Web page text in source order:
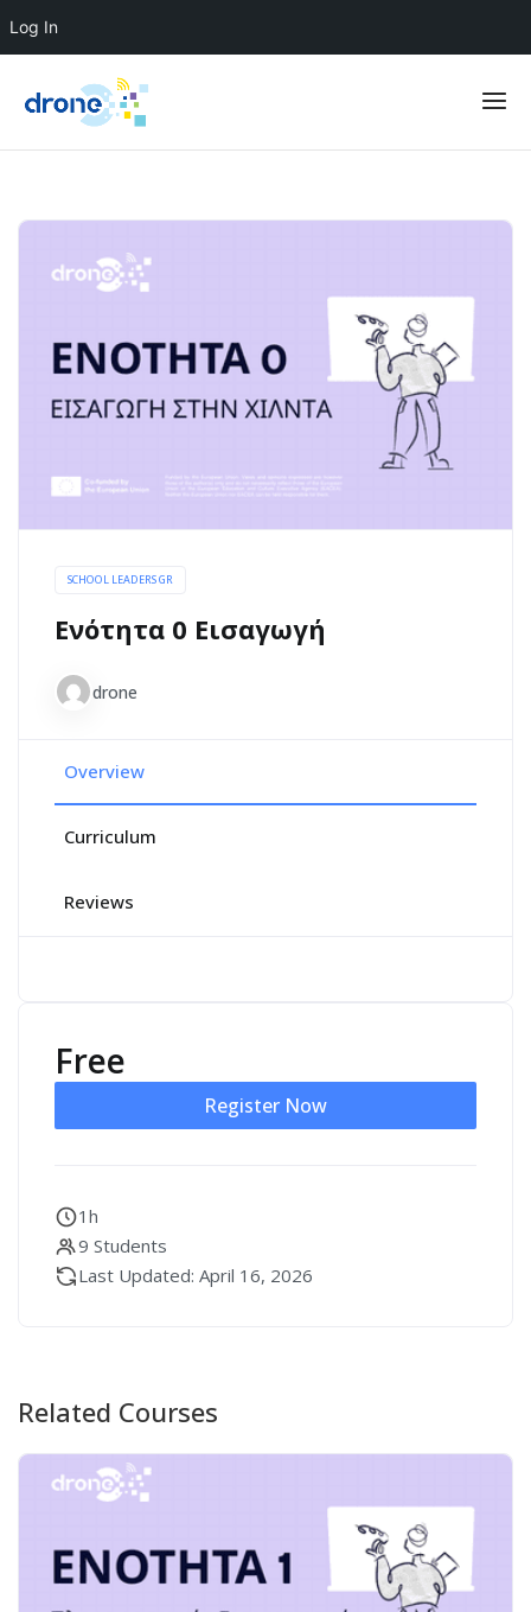
SCHOOL LEADERS GR
Ενότητα 0 Εισαγωγή
drone
Overview
Curriculum
Reviews
Free
Register Now
1h
9 Students
Last Updated: April 16, 2026
Related Courses
Log In